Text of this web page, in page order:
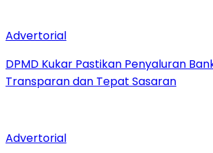
Advertorial
DPMD Kukar Pastikan Penyaluran
Transparan dan Tepat Sasaran
Advertorial